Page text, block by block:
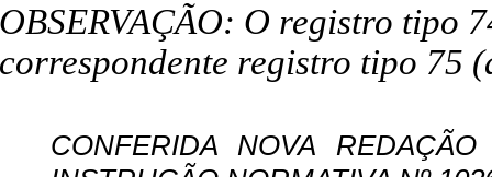
O registro tipo
registro tipo 75
CONFERIDA NOVA